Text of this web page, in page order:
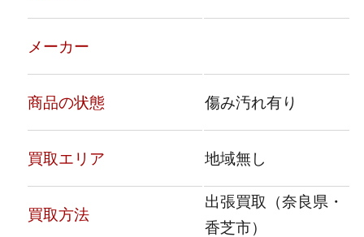
メーカー
商品の状態 傷み汚れ有り
買取エリア 地域無し
買取方法
出張買取（奈良県・
香芝市）